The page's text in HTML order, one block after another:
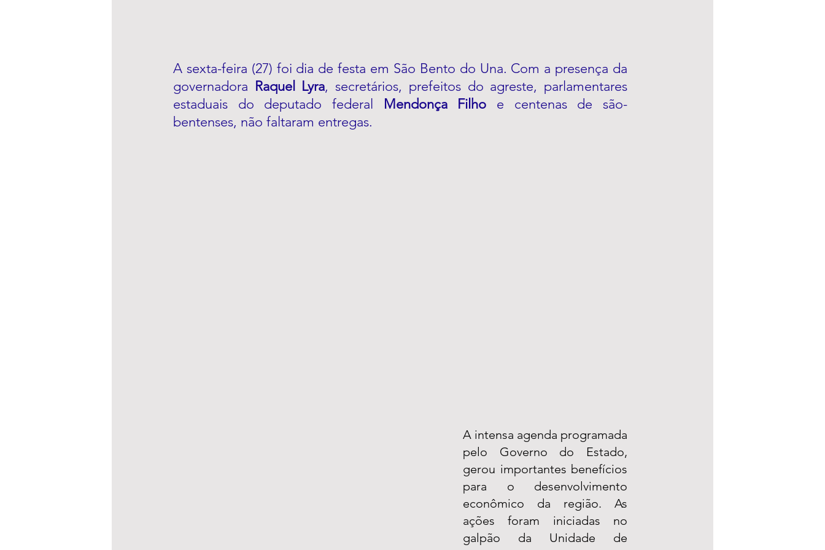
A sexta-feira (27) foi dia de festa em São Bento do Una. Com a presença da
governadora Raquel Lyra, secretários, prefeitos do agreste, parlamentares
estaduais do deputado federal Mendonça Filho e centenas de são-
bentenses, não faltaram entregas.
A intensa agenda programada
pelo Governo do Estado,
gerou importantes benefícios
para o desenvolvimento
econômico da região. As
ações foram iniciadas no
galpão da Unidade de